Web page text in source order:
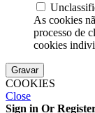
As cookies
processo de
cookies
Gravar
COOKIES
Close
Sign in Or